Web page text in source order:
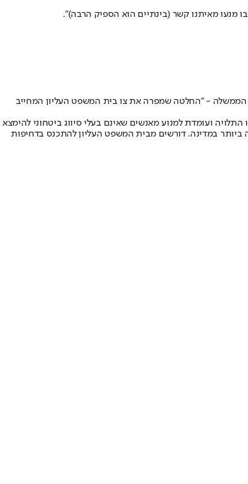
מנעו מאיתנו קשר (בינתיים הוא הספיק הרבה)".
הממשלה - "החלטה שמפרה את צו בית המשפט העליון המחייב
ועומדת למנוע מאנשים שאינם בעלי סיווג ביטחוני להימצא
במדינה. דורשים מבית המשפט העליון להתכנס בדחיפות